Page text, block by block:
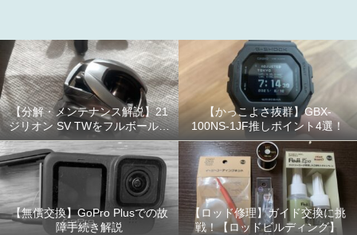
【分解・メンテナンス解説】21
ジリオン SV TWをフルボールベ
アリング化！
【かっこよさ抜群】GBX-
100NS-1JF推しポイント4選！
【無償交換】GoPro Plusでの故
障手続き解説
【ロッド修理】ガイド交換に挑
戦！【ロッドビルディング】